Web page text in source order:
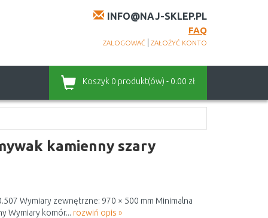
INFO@NAJ-SKLEP.PL
FAQ
ZALOGOWAĆ ZAŁOŻYĆ KONTO
Koszyk 0 produkt(ów) - 0.00 zł
kamienny szary
Wymiary zewnętrzne: 970 × 500 mm Minimalna
Wymiary komór... rozwiń opis »